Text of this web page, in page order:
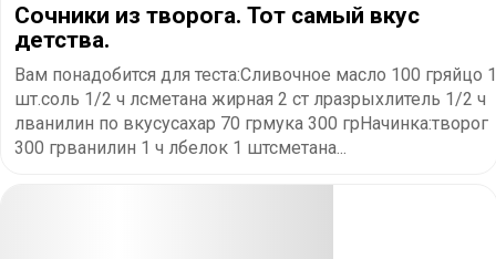
Сочники из творога. Тот самый вкус
детства.
Вам понадобится для теста:Сливочное масло 100 гряйцо 1
шт.соль 1/2 ч лсметана жирная 2 ст лразрыхлитель 1/2 ч
лванилин по вкусусахар 70 грмука 300 грНачинка:творог
300 грванилин 1 ч лбелок 1 штсметана...